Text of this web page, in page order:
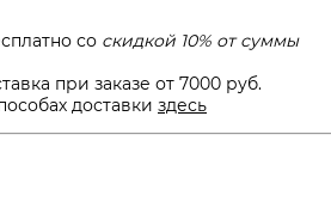
со скидкой 10% от суммы
при заказе от 7000 руб.
доставки здесь